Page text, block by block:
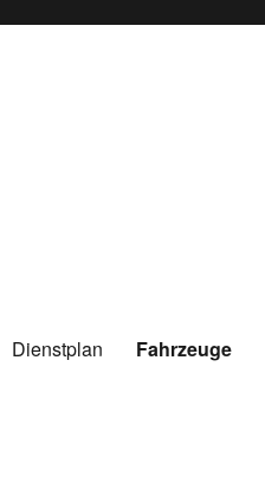
Dienstplan Fahrzeuge